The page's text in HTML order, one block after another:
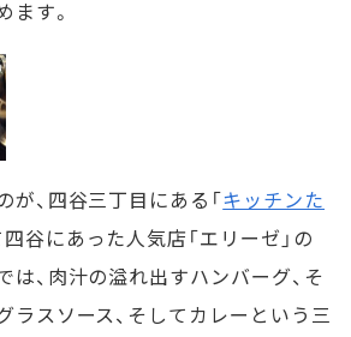
ます。
、四谷三丁目にある「キッチンた
四谷にあった人気店「エリーゼ」の
は、肉汁の溢れ出すハンバーグ、そ
ラスソース、そしてカレーという三